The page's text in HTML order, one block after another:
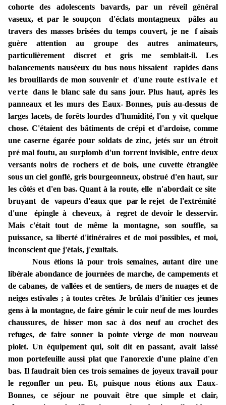
cohorte des adolescents bavards,
par un réveil général
vaseux, et par le soupçon d'éclats montagneux pâles au
travers des masses briséesdu temps couvert, je nefaisais
guère attention
au groupe des autres animateurs,
particulièrement discret et gris me semblait-il. Les
balancements nauséeux du bus nous hissaient rapides dans
les brouillards de mon souvenir et d'une routeestivale et
verte dans le blanc sale du sans jour.Plus haut, après les
panneaux et les murs des Eaux- Bonnes, puis au-dessus de
larges lacets,de forêts lourdes d'humidité,l'on y vit quelque
chose. C'étaient des bâtiments de crépi et d'ardoise, comme
unecaserne égarée pour soldats de zinc, jetés sur un étroit
pré mal foutu,au surplombd'un torrentinvisible, entre deux
versantsnoirs de rochers etdebois, une cuvette étranglée
sousunciel gonflé, grisbourgeonneux,obstrué d'en haut,sur
les côtés et d'en bas. Quant à la route, ellen'abordaitce site
bruyant de vapeurs d'eaux quepar lerejet de l'extrémité
d'une épingleà cheveux,à regret de devoirle desservir.
Mais c'était tout de même la montagne, son souffle, sa
puissance, sa libertéd'itinéraireset de moipossibles,etmoi,
inconscient que j'étais, j'exultais.
Nous étions là pour trois semaines, autant dire une
libérale abondance de journées de marche, de campements et
de cabanes, de vallées et de sentiers, de mers de nuages et de
neiges estivales ; à toutes crêtes. Je brûlais d’initier ces jeunes
gens à la montagne, de faire gémir le cuir neuf de mes lourdes
chaussures, de hisser mon sac à dos neuf au crochet des
refuges, de faire sonner la pointe vierge de mon nouveau
piolet. Un équipement qui, soit dit en passant, avait laissé
mon portefeuille aussi plat que l'anorexie d'une plaine d'en
bas. Il faudrait bien ces trois semaines de joyeux travail pour
le regonfler un peu. Et, puisque nous étions aux Eaux-
Bonnes, ce séjour ne pouvait être que simple et clair,